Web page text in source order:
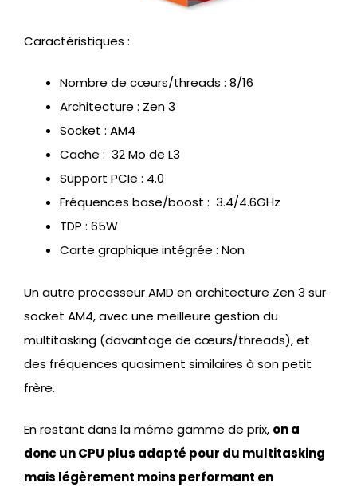
Caractéristiques :
Nombre de cœurs/threads : 8/16
Architecture : Zen 3
Socket : AM4
Cache : 32 Mo de L3
Support PCIe : 4.0
Fréquences base/boost : 3.4/4.6GHz
TDP : 65W
Carte graphique intégrée : Non
Un autre processeur AMD en architecture Zen 3 sur
socket AM4, avec une meilleure gestion du
multitasking (davantage de cœurs/threads), et
des fréquences quasiment similaires à son petit
frère.
En restant dans la même gamme de prix, on a
donc un CPU plus adapté pour du multitasking
mais légèrement moins performant en